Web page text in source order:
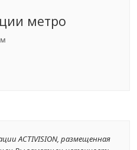
метро
ACTIVISION, размещенная